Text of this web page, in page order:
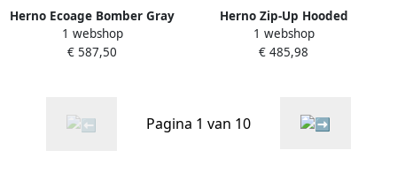
Herno Ecoage Bomber Gray
Heren
1 webshop
€ 587,50
Herno Zip-Up Hooded
Drawstring Jacket Blue
Heren
1 webshop
€ 485,98
Pagina 1 van 10